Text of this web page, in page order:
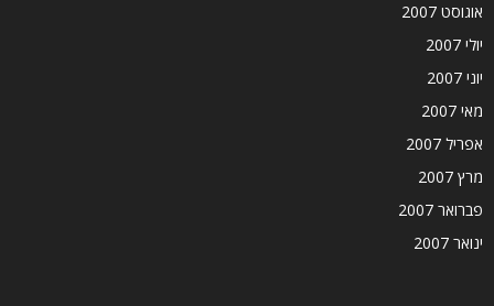
אוגוסט 2007
יולי 2007
יוני 2007
מאי 2007
אפריל 2007
מרץ 2007
פברואר 2007
ינואר 2007